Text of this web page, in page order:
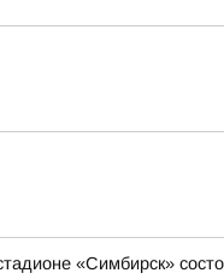
«Симбирск»